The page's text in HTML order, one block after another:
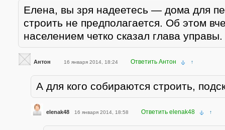
Елена, вы зря надеетесь — дома для
строить не предполагается. Об этом
населением четко сказал глава управы.
Антон 16 января 2014, 18:24 Ответить Антон ↑
А для кого собираются строить,
elenak48 16 января 2014, 18:58 Ответить elenak48 ↑